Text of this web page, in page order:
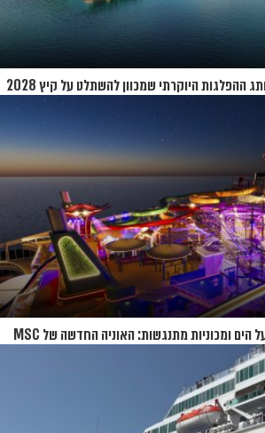
מסלולי חבלים, נדנדות מעל הים ומכוניות מתנגשות: האוניה החדשה של MSC